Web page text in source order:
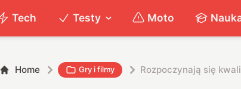
Tech Testy Moto
Home Gry i filmy Rozpoczynają się